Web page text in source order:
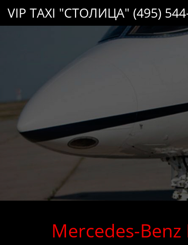
VIP TAXI "СТОЛИЦА" (495)
Mercedes-